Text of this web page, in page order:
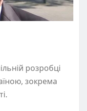
розробці
зокрема